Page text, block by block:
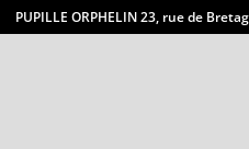
PUPILLE ORPHELIN 23, rue de